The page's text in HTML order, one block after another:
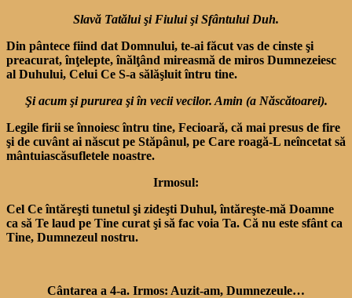
Slavă Tatălui şi Fiului şi Sfântului Duh.
Din pântece fiind dat Domnului, te-ai făcut vas de cinste şi
preacurat, înţelepte, înălţând mireasmă de miros Dumnezeiesc
al Duhului, Celui Ce S-a sălăşluit întru tine.
Şi acum şi pururea şi în vecii vecilor. Amin (a Născătoarei).
Legile firii se înnoiesc întru tine, Fecioară, că mai presus de fire
şi de cuvânt ai născut pe Stăpânul, pe Care roagă-L neîncetat să
mântuiascăsufletele noastre.
Irmosul:
Cel Ce întăreşti tunetul şi zideşti Duhul, întăreşte-mă Doamne
ca să Te laud pe Tine curat şi să fac voia Ta. Că nu este sfânt ca
Tine, Dumnezeul nostru.
Cântarea a 4-a. Irmos: Auzit-am, Dumnezeule…